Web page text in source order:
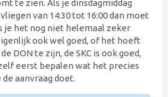
te zien. Als je dinsdagmiddag
van 14:30 tot 16:00 dan moet
je het nog niet helemaal zeker
ook wel goed, of het hoeft
DON te zijn, de SKC is ook goed,
eerst bepalen wat het precies
aanvraag doet.